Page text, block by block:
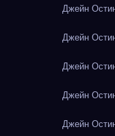
Джейн
Джейн
Джейн
Джейн
Джейн